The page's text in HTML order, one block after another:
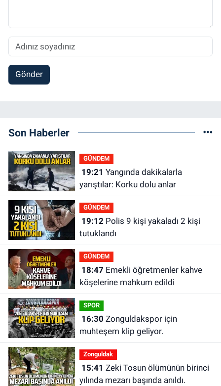
Gönder
Son Haberler
GÜNDEM
19:21
yarıştılar: Korku dolu anlar
GÜNDEM
19:12Polis 9 kişi yakaladı 2 kişi
tutuklandı
GÜNDEM
18:47
köşelerine mahkum edildi
SPOR
16:30
muhteşem klip geliyor.
Zonguldak
15:41
yılında mezarı başında anıldı.